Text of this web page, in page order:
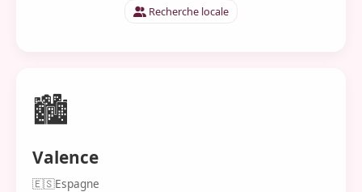
Recherche locale
🏙️
Valence
🇪🇸Espagne